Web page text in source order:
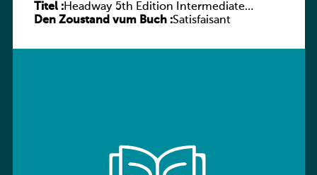
Titel :Headway 5th Edition Intermediate
Workbook without key
Den Zoustand vum Buch :Satisfaisant